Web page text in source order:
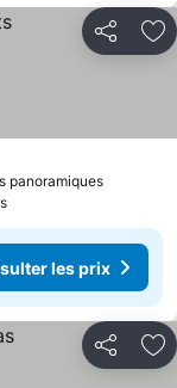
Partager
panoramiques
les prix
Partager